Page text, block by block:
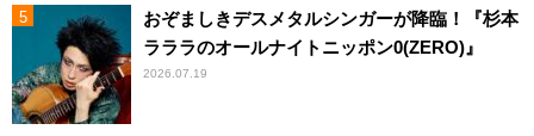
おぞましきデスメタルシンガーが降臨！『杉本
ラララのオールナイトニッポン0(ZERO)』
2026.07.19